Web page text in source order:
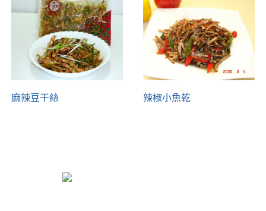
麻辣豆干絲 辣椒小魚乾